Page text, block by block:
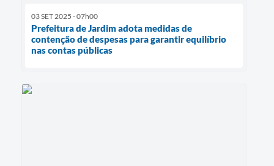
03 SET 2025 - 07h00
Prefeitura de Jardim adota medidas de
contenção de despesas para garantir equilíbrio
nas contas públicas